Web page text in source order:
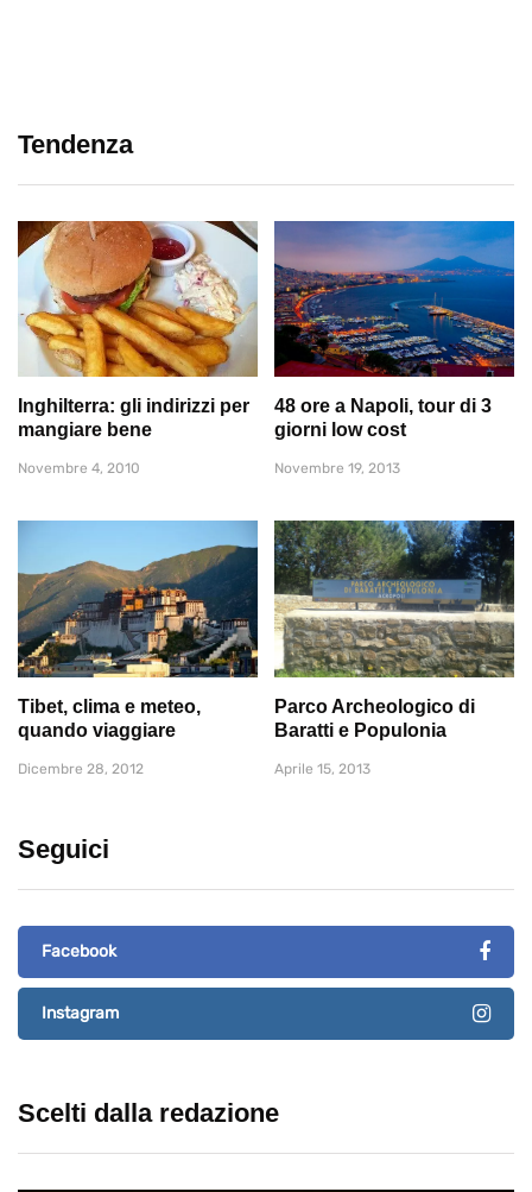
Tendenza
Inghilterra: gli indirizzi per
mangiare bene
Novembre 4, 2010
48 ore a Napoli, tour di 3
giorni low cost
Novembre 19, 2013
Tibet, clima e meteo,
quando viaggiare
Dicembre 28, 2012
Parco Archeologico di
Baratti e Populonia
Aprile 15, 2013
Seguici
Facebook
Instagram
Scelti dalla redazione